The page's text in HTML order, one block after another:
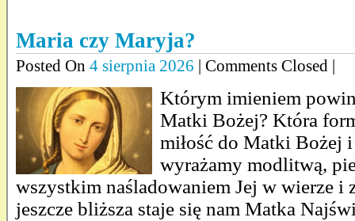
Maria czy Maryja?
Posted On 4 sierpnia 2026 | Comments Closed |
Którym imieniem
Matki Bożej? Która
miłość do Matki Bożej
wyrażamy modlitwą,
wszystkim naśladowaniem Jej w wierze i
jeszcze bliższa staje się nam Matka